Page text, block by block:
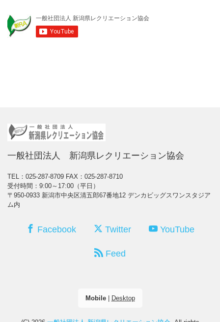
一般社団法人 新潟県レクリエーション協会
TEL：025-287-8709 FAX：025-287-8710
受付時間：9:00～17:00（平日）
〒950-0933 新潟市中央区清五郎67番地12 デンカビッグスワンスタジア
ム内
Facebook Twitter YouTube
Feed
Mobile| Desktop